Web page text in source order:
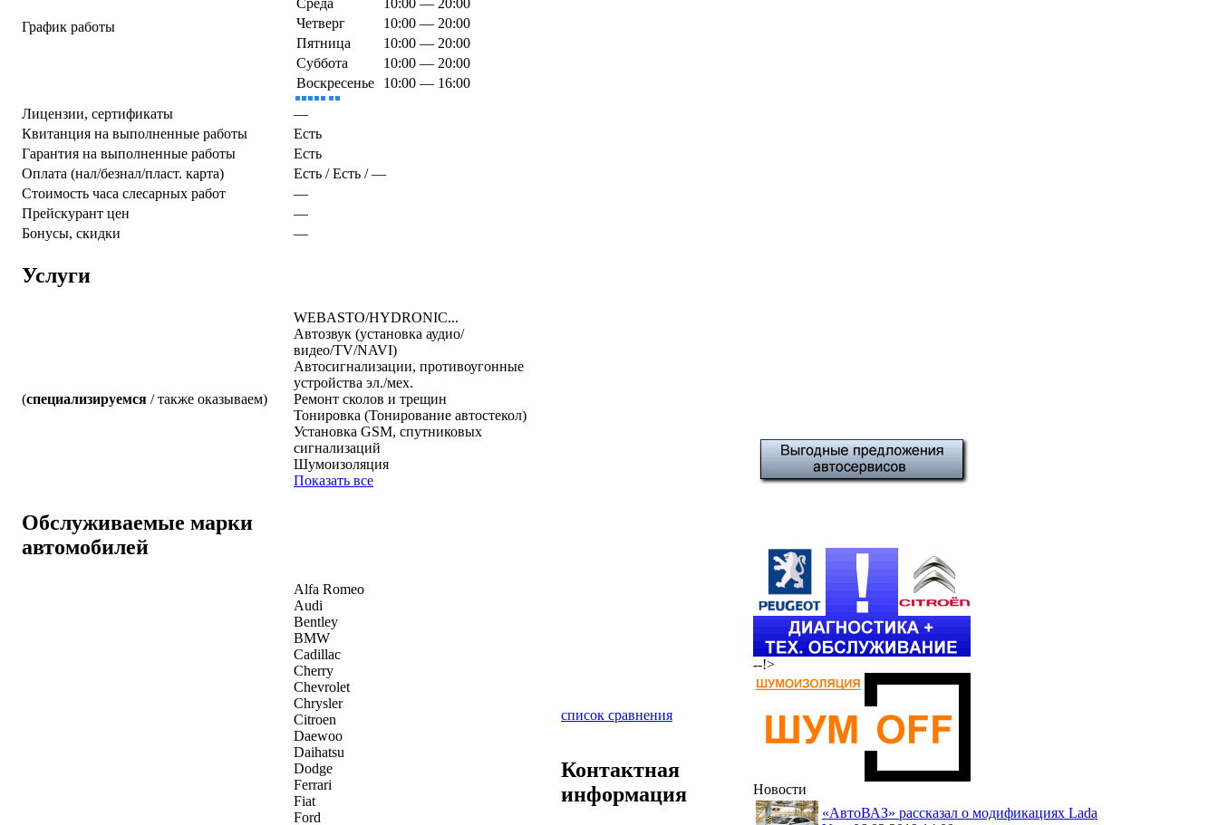
График работы
Четверг
10:00 — 20:00
Пятница
10:00 — 20:00
Суббота
10:00 — 20:00
Воскресенье
10:00 — 16:00
Лицензии, сертификаты
—
Квитанция на выполненные работы
Есть
Гарантия на выполненные работы
Есть
Оплата (нал/безнал/пласт. карта)
Есть / Есть / —
Стоимость часа слесарных работ
—
Прейскурант цен
—
Бонусы, скидки
—
Услуги
(специализируемся / также оказываем)
WEBASTO/HYDRONIC...
Автозвук (установка аудио/
видео/TV/NAVI)
Автосигнализации, противоугонные
устройства эл./мех.
Ремонт сколов и трещин
Тонировка (Тонирование автостекол)
Установка GSM, спутниковых
сигнализаций
Шумоизоляция
Показать все
Обслуживаемые марки
автомобилей
Alfa Romeo
Audi
Bentley
BMW
Cadillac
Cherry
Chevrolet
Chrysler
Citroen
Daewoo
Daihatsu
Dodge
Ferrari
Fiat
Ford
список сравнения
Контактная
информация
--!>
Новости
«АвтоВАЗ» рассказал о модификациях Lada